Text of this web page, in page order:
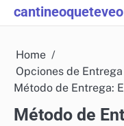
Skip
to
Home
Opciones de
Método de Entrega:
Método de